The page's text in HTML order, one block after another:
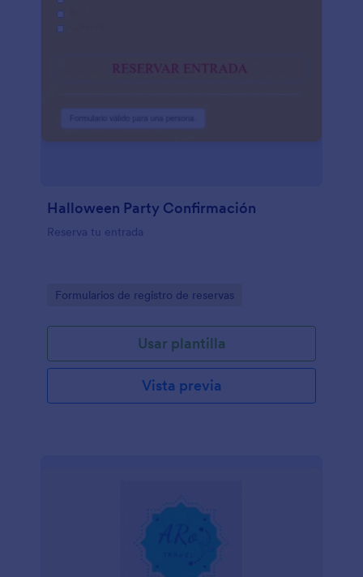
Halloween Party Confirmación
Reserva tu entrada
Go to Category:
Formularios de registro de reservas
Usar plantilla
Vista previa